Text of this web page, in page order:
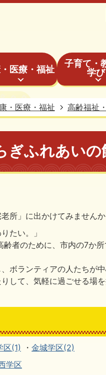
医療・福祉
子育て・
学び
・医療・福祉 高齢福祉
ぎふれあいの
所」に出かけてみませんか
たい。」
者のために、市内の7か所
ボランティアの人たちが
して、気軽に過ごせる場を
区(1) ・ 金城学区(2)
学区